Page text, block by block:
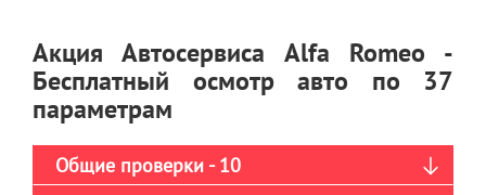
Акция Автосервиса Alfa Romeo -
Бесплатный осмотр авто по 37
параметрам
Общие проверки - 10